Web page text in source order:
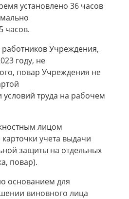
установлено 36 часов
часов.
Учреждения,
году, не
повар Учреждения не
труда на рабочем
лицом
учета выдачи
защиты на отдельных
повар).
основанием для
виновного лица